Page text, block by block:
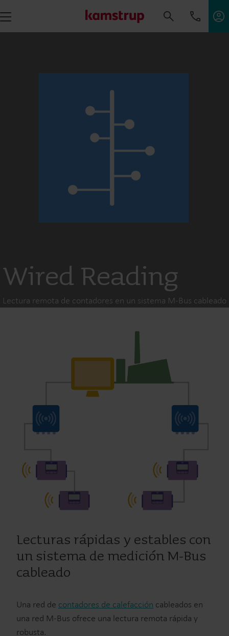
Wired Reading
Lectura remota de contadores en un sistema M-Bus cableado
Lecturas rápidas y estables con
un sistema de medición M-Bus
cableado
Una red de contadores de calefacción cableados en
una red M-Bus ofrece una lectura remota rápida y
robusta.